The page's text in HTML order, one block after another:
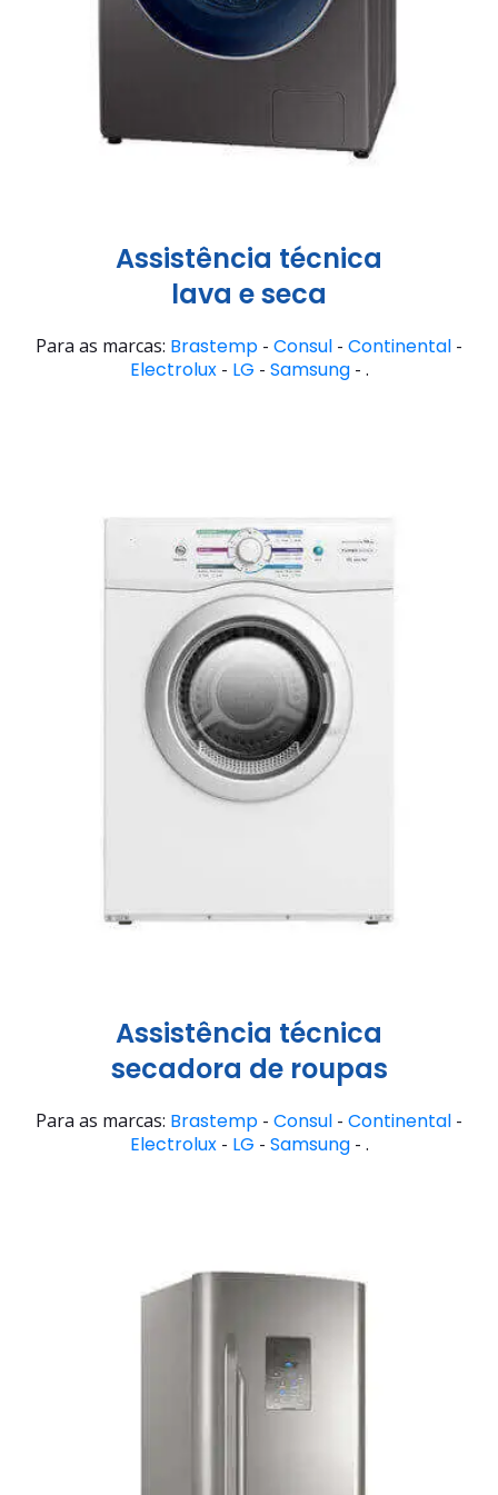
Assistência técnica
lava e seca
Para as marcas: Brastemp - Consul - Continental -
Electrolux- LG - Samsung- .
Assistência técnica
secadora de roupas
Para as marcas: Brastemp - Consul - Continental -
Electrolux- LG - Samsung- .